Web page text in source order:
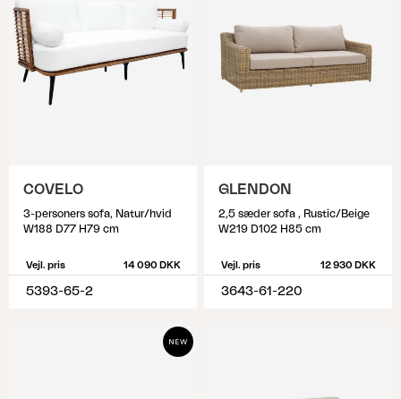
COVELO
3-personers sofa, Natur/hvid
W188 D77 H79 cm
Vejl. pris 14 090 DKK
5393-65-2
GLENDON
2,5 sæder sofa , Rustic/Beige
W219 D102 H85 cm
Vejl. pris 12 930 DKK
3643-61-220